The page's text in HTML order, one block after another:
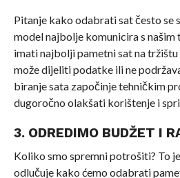
Pitanje kako odabrati sat često se
model najbolje komunicira s našim
imati najbolji pametni sat na tržištu
može dijeliti podatke ili ne
biranje sata započinje tehničkim
dugoročno olakšati korištenje i
3. ODREDIMO BUDŽET I
Koliko smo spremni potrošiti? To
odlučuje kako ćemo odabrati